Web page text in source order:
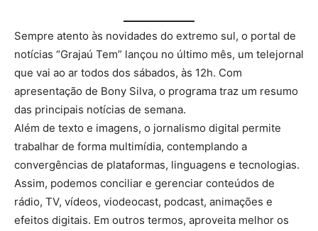
Sempre atento às novidades do extremo sul, o portal de
notícias “Grajaú Tem” lançou no último mês, um telejornal
que vai ao ar todos dos sábados, às 12h. Com
apresentação de Bony Silva, o programa traz um resumo
das principais notícias de semana.
Além de texto e imagens, o jornalismo digital permite
trabalhar de forma multimídia, contemplando a
convergências de plataformas, linguagens e tecnologias.
Assim, podemos conciliar e gerenciar conteúdos de
rádio, TV, vídeos, viodeocast, podcast, animações e
efeitos digitais. Em outros termos, aproveita melhor os